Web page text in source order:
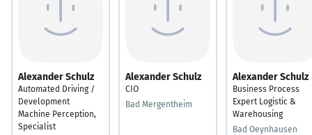
Alexander Schulz
Automated Driving /
Development
Machine Perception,
Specialist
Alexander Schulz
CIO
Bad Mergentheim
Alexander Schulz
Business Process
Expert Logistic &
Warehousing
Bad Oeynhausen